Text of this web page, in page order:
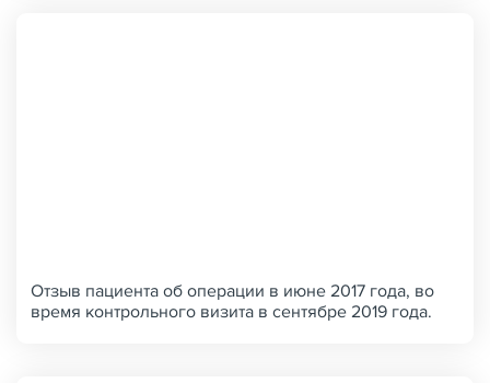
Отзыв пациента об операции в июне 2017 года, во
время контрольного визита в сентябре 2019 года.